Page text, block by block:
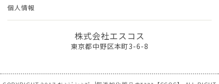
個人情報
株式会社エスコス
東京都中野区本町3-6-8